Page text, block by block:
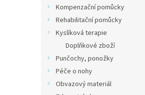
Kompenzační pomůcky
Rehabilitační pomůcky
Kyslíková terapie
Doplňkové zboží
Punčochy, ponožky
Péče o nohy
Obvazový materiál